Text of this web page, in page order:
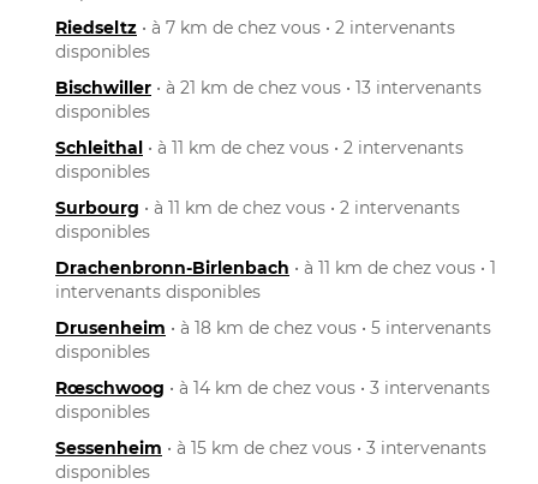
Riedseltz • à 7 km de chez vous • 2 intervenants
disponibles
Bischwiller • à 21 km de chez vous • 13 intervenants
disponibles
Schleithal • à 11 km de chez vous • 2 intervenants
disponibles
Surbourg • à 11 km de chez vous • 2 intervenants
disponibles
Drachenbronn-Birlenbach • à 11 km de chez vous • 1
intervenants disponibles
Drusenheim • à 18 km de chez vous • 5 intervenants
disponibles
Rœschwoog • à 14 km de chez vous • 3 intervenants
disponibles
Sessenheim • à 15 km de chez vous • 3 intervenants
disponibles